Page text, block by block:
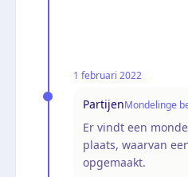
1 februari 2022
PartijenMondelinge
Er vindt een
plaats, waarvan
opgemaakt.